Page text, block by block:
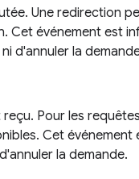
Une redirection
Cet événement est
d'annuler la
Pour les requêtes
Cet événement
la demande.